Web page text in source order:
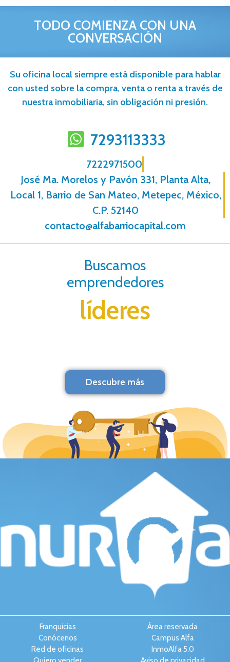
TODO COMIENZA CON UNA
CONVERSACIÓN
Su oficina local siempre está disponible para hablar
con usted sobre la compra, venta o renta a través de
nuestra inmobiliaria, sin obligación ni presión.
7293113333
7222971500
José Ma. Morelos y Pavón 331, Planta Alta,
Local 1, Barrio de San Mateo, Metepec, México,
C.P. 52140
contacto@alfabarriocapital.com
Buscamos
emprendedores
líderes
Descubre más
Franquicias
Conócenos
Red de oficinas
Área reservada
Campus Alfa
InmoAlfa 5.0